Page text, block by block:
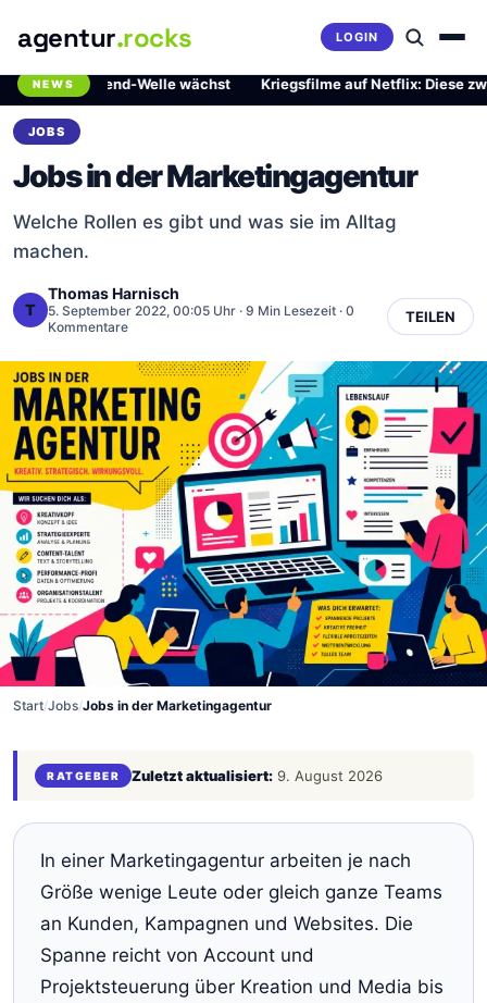
agentur.rocks LOGIN
NEWS
Breaking News Ticker
Trend-Welle wächst· Kriegsfilme auf Netflix: Diese zwei
JOBS
Jobs in der Marketingagentur
Welche Rollen es gibt und was sie im Alltag
machen.
T
Thomas Harnisch
5. September 2022, 00:05 Uhr · 9 Min Lesezeit · 0
Kommentare
TEILEN
Start/Jobs/Jobs in der Marketingagentur
RATGEBER Zuletzt aktualisiert: 9. August 2026
In einer Marketingagentur arbeiten je nach
Größe wenige Leute oder gleich ganze Teams
an Kunden, Kampagnen und Websites. Die
Spanne reicht von Account und
Projektsteuerung über Kreation und Media bis